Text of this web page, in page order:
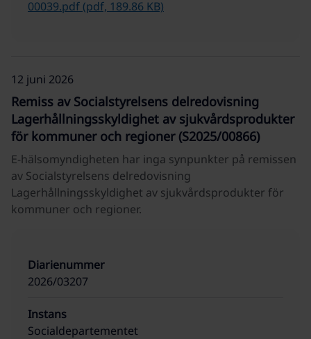
00039.pdf (pdf, 189.86 KB)
Remiss av Socialstyrelsens delredovisning
Lagerhållningsskyldighet av sjukvårdsprodukter
för kommuner och regioner (S2025/00866)
12 juni 2026
E-hälsomyndigheten har inga synpunkter på remissen
av Socialstyrelsens delredovisning
Lagerhållningsskyldighet av sjukvårdsprodukter för
kommuner och regioner.
Diarienummer
2026/03207
Instans
Socialdepartementet